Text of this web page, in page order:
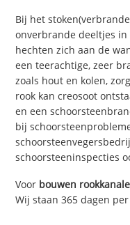
Bij het
onverbrande deeltjes in
hechten zich aan de
een teerachtige, zeer
zoals hout en kolen,
rook kan creosoot
en een
bij
schoorsteeninspecties
Voor bouwen
Wij staan 365 dagen